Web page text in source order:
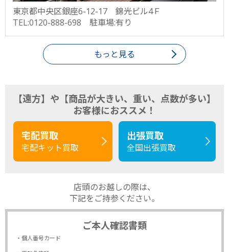
東京都中央区銀座6-12-17 錦光ビル4Ｆ
TEL:0120-888-698 駐車場:有り
もっと見る
【遠方】や【商品が大きい、重い、点数が多い】
お客様におススメ！
宅配買取
宅配キット買取
出張買取
全国出張買取
店頭のお越しの際は、
下記をご持参ください。
ご本人確認書類
・個人番号カード